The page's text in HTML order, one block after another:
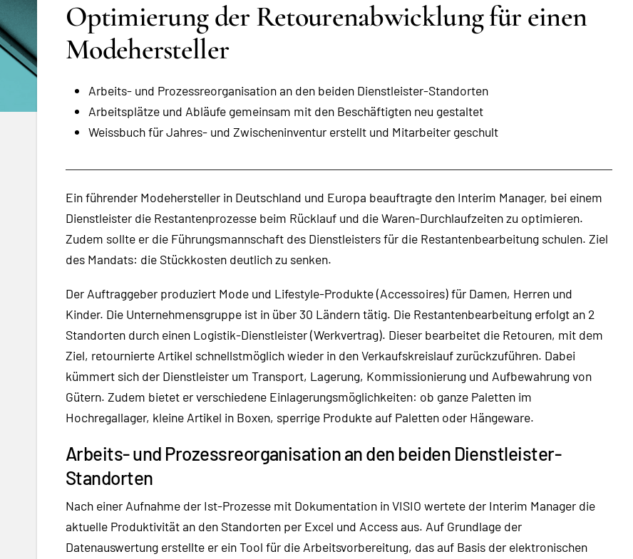
Optimierung der Retourenabwicklung für einen
Modehersteller
Arbeits- und Prozessreorganisation an den beiden Dienstleister-Standorten
Arbeitsplätze und Abläufe gemeinsam mit den Beschäftigten neu gestaltet
Weissbuch für Jahres- und Zwischeninventur erstellt und Mitarbeiter geschult
Ein führender Modehersteller in Deutschland und Europa beauftragte den Interim Manager, bei einem
Dienstleister die Restantenprozesse beim Rücklauf und die Waren-Durchlaufzeiten zu optimieren.
Zudem sollte er die Führungsmannschaft des Dienstleisters für die Restantenbearbeitung schulen. Ziel
des Mandats: die Stückkosten deutlich zu senken.
Der Auftraggeber produziert Mode und Lifestyle-Produkte (Accessoires) für Damen, Herren und
Kinder. Die Unternehmensgruppe ist in über 30 Ländern tätig. Die Restantenbearbeitung erfolgt an 2
Standorten durch einen Logistik-Dienstleister (Werkvertrag). Dieser bearbeitet die Retouren, mit dem
Ziel, retournierte Artikel schnellstmöglich wieder in den Verkaufskreislauf zurückzuführen. Dabei
kümmert sich der Dienstleister um Transport, Lagerung, Kommissionierung und Aufbewahrung von
Gütern. Zudem bietet er verschiedene Einlagerungsmöglichkeiten: ob ganze Paletten im
Hochregallager, kleine Artikel in Boxen, sperrige Produkte auf Paletten oder Hängeware.
Arbeits- und Prozessreorganisation an den beiden Dienstleister-
Standorten
Nach einer Aufnahme der Ist-Prozesse mit Dokumentation in VISIO wertete der Interim Manager die
aktuelle Produktivität an den Standorten per Excel und Access aus. Auf Grundlage der
Datenauswertung erstellte er ein Tool für die Arbeitsvorbereitung, das auf Basis der elektronischen